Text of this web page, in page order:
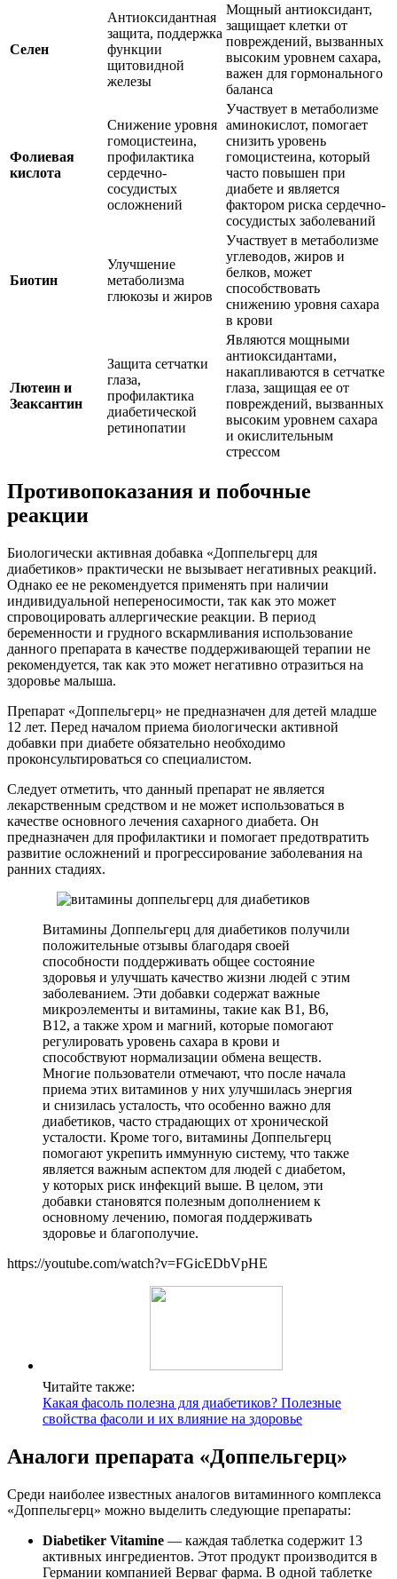
Селен
Антиоксидантная
защита, поддержка
функции
щитовидной
железы
Мощный антиоксидант,
защищает клетки от
повреждений, вызванных
высоким уровнем сахара,
важен для гормонального
баланса
Фолиевая
кислота
Снижение уровня
гомоцистеина,
профилактика
сердечно-
сосудистых
осложнений
Участвует в метаболизме
аминокислот, помогает
снизить уровень
гомоцистеина, который
часто повышен при
диабете и является
фактором риска сердечно-
сосудистых заболеваний
Биотин
Улучшение
метаболизма
глюкозы и жиров
Участвует в метаболизме
углеводов, жиров и
белков, может
способствовать
снижению уровня сахара
в крови
Лютеин и
Зеаксантин
Защита сетчатки
глаза,
профилактика
диабетической
ретинопатии
Являются мощными
антиоксидантами,
накапливаются в сетчатке
глаза, защищая ее от
повреждений, вызванных
высоким уровнем сахара
и окислительным
стрессом
Противопоказания и побочные
реакции
Биологически активная добавка «Доппельгерц для
диабетиков» практически не вызывает негативных реакций.
Однако ее не рекомендуется применять при наличии
индивидуальной непереносимости, так как это может
спровоцировать аллергические реакции. В период
беременности и грудного вскармливания использование
данного препарата в качестве поддерживающей терапии не
рекомендуется, так как это может негативно отразиться на
здоровье малыша.
Препарат «Доппельгерц» не предназначен для детей младше
12 лет. Перед началом приема биологически активной
добавки при диабете обязательно необходимо
проконсультироваться со специалистом.
Следует отметить, что данный препарат не является
лекарственным средством и не может использоваться в
качестве основного лечения сахарного диабета. Он
предназначен для профилактики и помогает предотвратить
развитие осложнений и прогрессирование заболевания на
ранних стадиях.
Витамины Доппельгерц для диабетиков получили
положительные отзывы благодаря своей
способности поддерживать общее состояние
здоровья и улучшать качество жизни людей с этим
заболеванием. Эти добавки содержат важные
микроэлементы и витамины, такие как В1, В6,
В12, а также хром и магний, которые помогают
регулировать уровень сахара в крови и
способствуют нормализации обмена веществ.
Многие пользователи отмечают, что после начала
приема этих витаминов у них улучшилась энергия
и снизилась усталость, что особенно важно для
диабетиков, часто страдающих от хронической
усталости. Кроме того, витамины Доппельгерц
помогают укрепить иммунную систему, что также
является важным аспектом для людей с диабетом,
у которых риск инфекций выше. В целом, эти
добавки становятся полезным дополнением к
основному лечению, помогая поддерживать
здоровье и благополучие.
https://youtube.com/watch?v=FGicEDbVpHE
Читайте также:
Какая фасоль полезна для диабетиков? Полезные
свойства фасоли и их влияние на здоровье
Аналоги препарата «Доппельгерц»
Среди наиболее известных аналогов витаминного комплекса
«Доппельгерц» можно выделить следующие препараты:
Diabetiker Vitamine — каждая таблетка содержит 13
активных ингредиентов. Этот продукт производится в
Германии компанией Верваг фарма. В одной таблетке